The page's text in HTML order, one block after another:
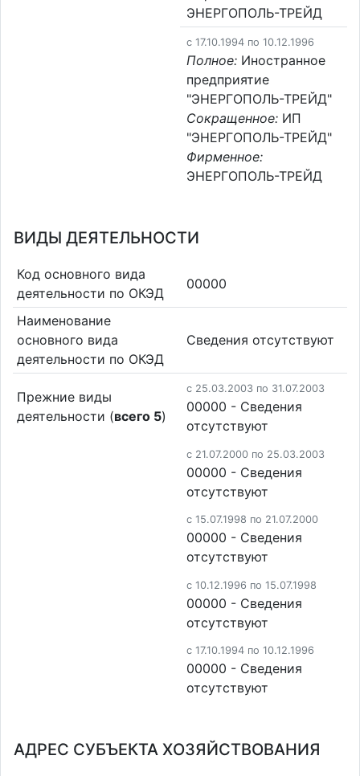
ЭНЕРГОПОЛЬ-ТРЕЙД
c 17.10.1994 по 10.12.1996
Полное: Иностранное
предприятие
"ЭНЕРГОПОЛЬ-ТРЕЙД"
Сокращенное: ИП
"ЭНЕРГОПОЛЬ-ТРЕЙД"
Фирменное:
ЭНЕРГОПОЛЬ-ТРЕЙД
ВИДЫ ДЕЯТЕЛЬНОСТИ
Код основного вида
деятельности по ОКЭД
00000
Наименование
основного вида
деятельности по ОКЭД
Cведения отсутствуют
Прежние виды
деятельности (всего 5)
c 25.03.2003 по 31.07.2003
00000 - Cведения
отсутствуют
c 21.07.2000 по 25.03.2003
00000 - Cведения
отсутствуют
c 15.07.1998 по 21.07.2000
00000 - Cведения
отсутствуют
c 10.12.1996 по 15.07.1998
00000 - Cведения
отсутствуют
c 17.10.1994 по 10.12.1996
00000 - Cведения
отсутствуют
АДРЕС СУБЪЕКТА ХОЗЯЙСТВОВАНИЯ